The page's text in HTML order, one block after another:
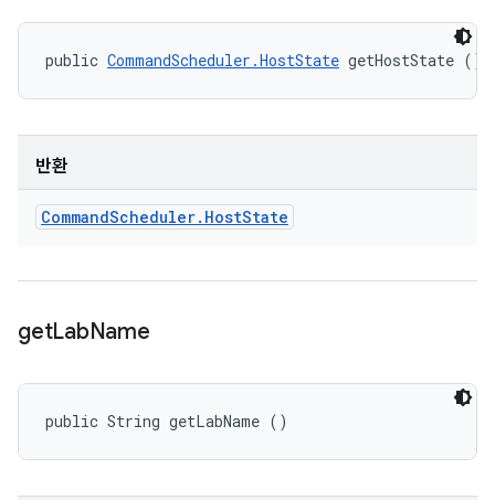
public CommandScheduler.HostState getHostState ()
반환
CommandScheduler. HostState
getLabName
public String getLabName ()